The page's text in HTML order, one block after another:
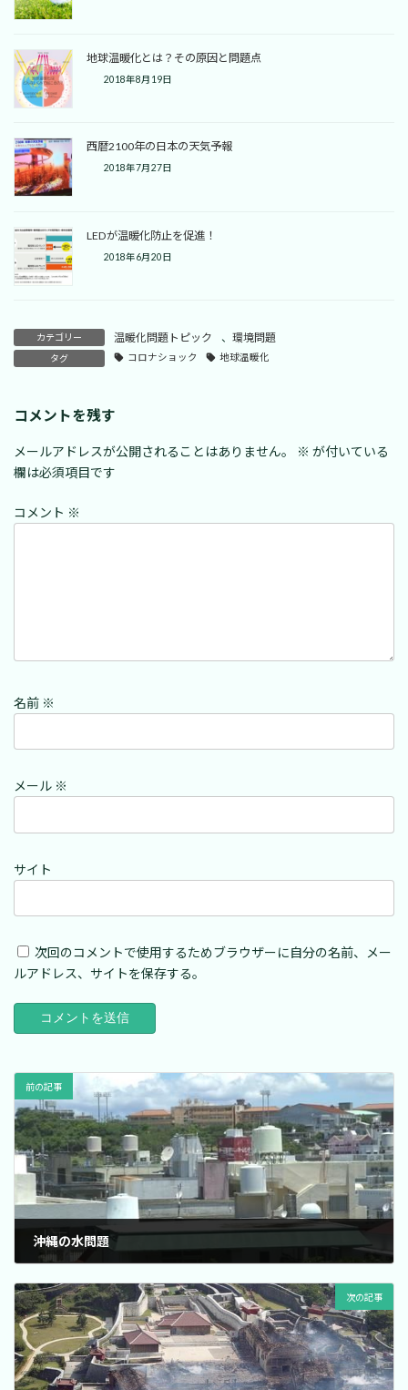
地球温暖化とは？その原因と問題点
2018年8月19日
西暦2100年の日本の天気予報
2018年7月27日
LEDが温暖化防止を促進！
2018年6月20日
カテゴリー 温暖化問題トピック 、 環境問題
タグ コロナショック 地球温暖化
コメントを残す
メールアドレスが公開されることはありません。 ※ が付いている
欄は必須項目です
コメント ※
名前 ※
メール ※
サイト
次回のコメントで使用するためブラウザーに自分の名前、メー
ルアドレス、サイトを保存する。
前の記事
沖縄の水問題
次の記事